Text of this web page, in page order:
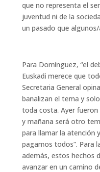
que no representa el
juventud ni de la
un pasado que
Para Domínguez, “el
Euskadi merece que
Secretaria General
banalizan el tema y
toda costa. Ayer
y mañana será otro
para llamar la atención
pagamos todos”. Para
además, estos hechos
avanzar en un camino